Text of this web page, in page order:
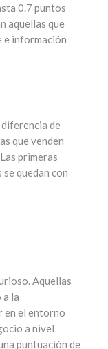
0.7 puntos
aquellas que
e información
de
que venden
primeras
quedan con
Aquellas
a la
en el entorno
a nivel
puntuación de